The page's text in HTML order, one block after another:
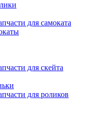
для самоката
для скейта
для роликов